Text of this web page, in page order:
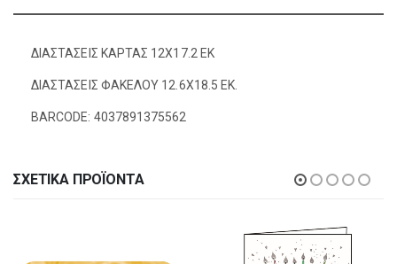
ΔΙΑΣΤΑΣΕΙΣ ΚΑΡΤΑΣ 12Χ17.2 ΕΚ
ΔΙΑΣΤΑΣΕΙΣ ΦΑΚΕΛΟΥ 12.6Χ18.5 ΕΚ.
BARCODE: 4037891375562
ΣΧΕΤΙΚΆ ΠΡΟΪΌΝΤΑ